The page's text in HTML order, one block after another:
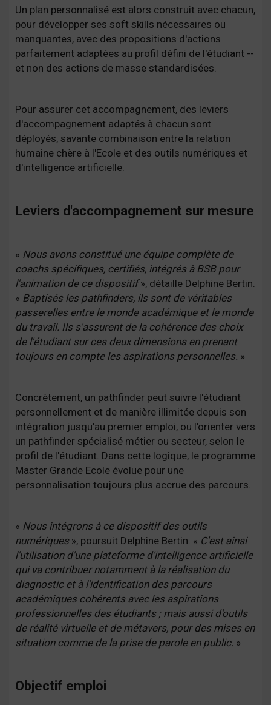
Un plan personnalisé est alors construit avec chacun,
pour développer ses soft skills nécessaires ou
manquantes, avec des propositions d'actions
parfaitement adaptées au profil défini de l'étudiant --
et non des actions de masse standardisées.
Pour assurer cet accompagnement, des leviers
d'accompagnement adaptés à chacun sont
déployés, savante combinaison entre la relation
humaine chère à l'Ecole et des outils numériques et
d'intelligence artificielle.
Leviers d'accompagnement sur mesure
« Nous avons constitué une équipe complète de
coachs spécifiques, certifiés, intégrés à BSB pour
l'animation de ce dispositif», détaille Delphine Bertin.
« Baptisés les pathfinders, ils sont de véritables
passerelles entre le monde académique et le monde
du travail. Ils s'assurent de la cohérence des choix
de l'étudiant sur ces deux dimensions en prenant
toujours en compte les aspirations personnelles. »
Concrètement, un pathfinder peut suivre l'étudiant
personnellement et de manière illimitée depuis son
intégration jusqu'au premier emploi, ou l'orienter vers
un pathfinder spécialisé métier ou secteur, selon le
profil de l'étudiant. Dans cette logique, le programme
Master Grande Ecole évolue pour une
personnalisation toujours plus accrue des parcours.
« Nous intégrons à ce dispositif des outils
numériques », poursuit Delphine Bertin. « C'est ainsi
l'utilisation d'une plateforme d'intelligence artificielle
qui va contribuer notamment à la réalisation du
diagnostic et à l'identification des parcours
académiques cohérents avec les aspirations
professionnelles des étudiants ; mais aussi d'outils
de réalité virtuelle et de métavers, pour des mises en
situation comme de la prise de parole en public. »
Objectif emploi